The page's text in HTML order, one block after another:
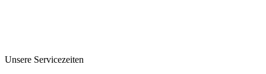
Unsere Servicezeiten